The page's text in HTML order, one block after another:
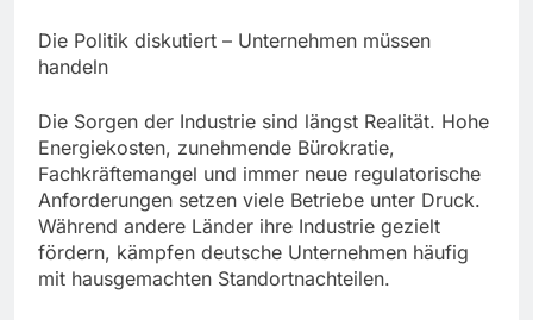
Die Politik diskutiert – Unternehmen müssen
handeln
Die Sorgen der Industrie sind längst Realität. Hohe
Energiekosten, zunehmende Bürokratie,
Fachkräftemangel und immer neue regulatorische
Anforderungen setzen viele Betriebe unter Druck.
Während andere Länder ihre Industrie gezielt
fördern, kämpfen deutsche Unternehmen häufig
mit hausgemachten Standortnachteilen.